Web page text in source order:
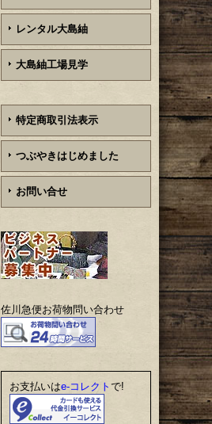
レンタル大島紬
大島紬工場見学
特定商取引法表示
つぶやきはじめました
お問い合せ
佐川急便お荷物問い合わせ
お支払いはe-コレクト で!